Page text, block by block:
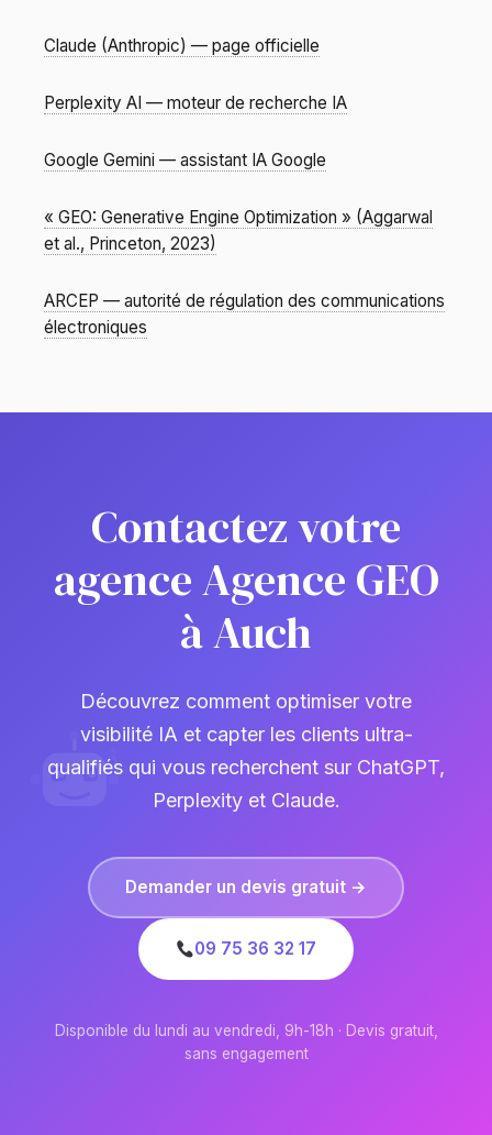
Claude (Anthropic) — page officielle
Perplexity AI — moteur de recherche IA
Google Gemini — assistant IA Google
« GEO: Generative Engine Optimization » (Aggarwal
et al., Princeton, 2023)
ARCEP — autorité de régulation des communications
électroniques
Contactez votre
agence Agence GEO
à Auch
Découvrez comment optimiser votre
visibilité IA et capter les clients ultra-
qualifiés qui vous recherchent sur ChatGPT,
Perplexity et Claude.
Demander un devis gratuit →
09 75 36 32 17
Disponible du lundi au vendredi, 9h-18h · Devis gratuit,
sans engagement